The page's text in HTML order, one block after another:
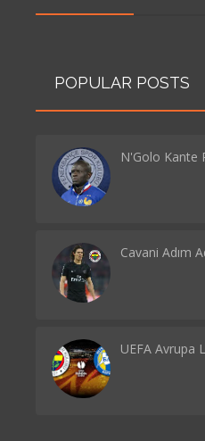
POPULAR POSTS
N'Golo Kante
Cavani Adım
UEFA Avrupa